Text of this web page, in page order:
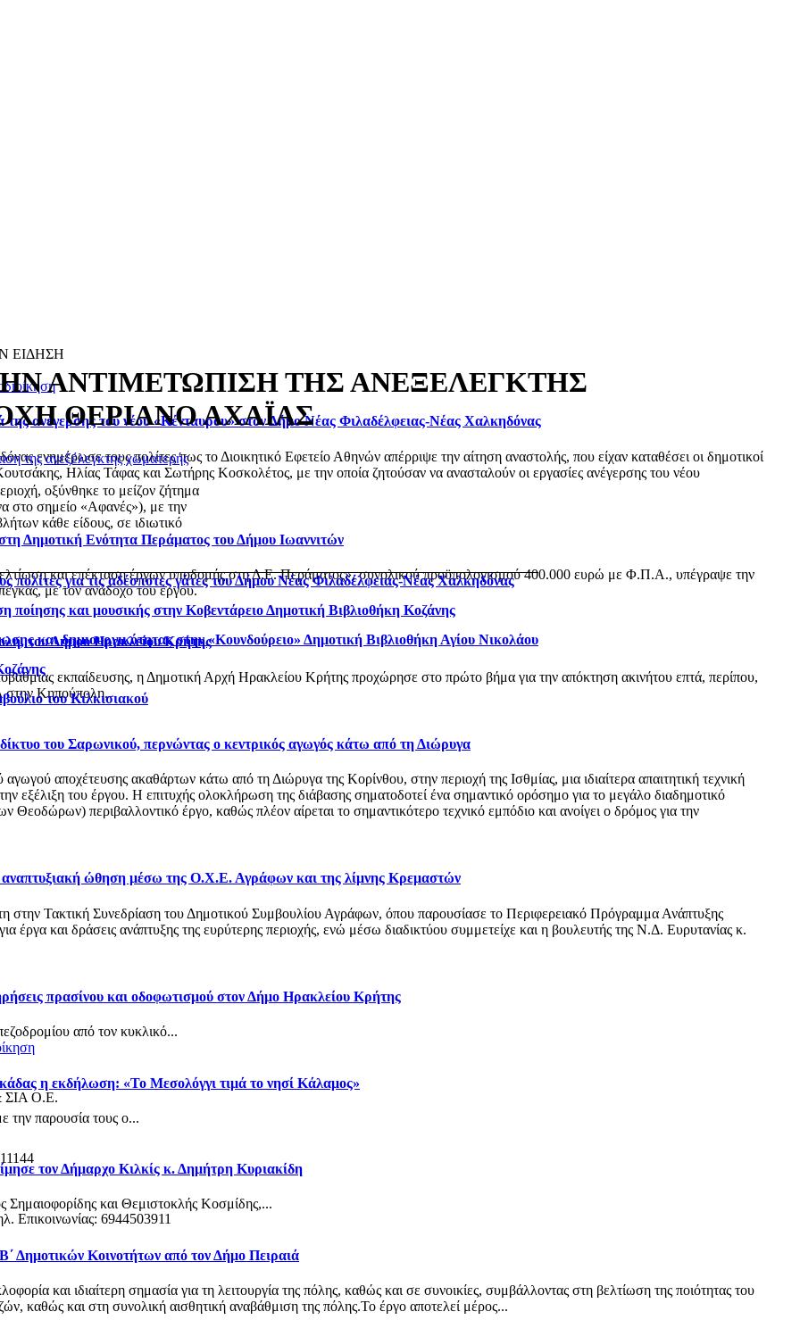
ΕΙΔΗΣΗ
ανέγερσης του νέου «Κένταυρου» στον Δήμο Νέας Φιλαδέλφειας-Νέας Χαλκηδόνας
ενημέρωσε τους πολίτες πως το Διοικητικό Εφετείο Αθηνών απέρριψε την αίτηση αναστολής, που είχαν καταθέσει οι δημοτικοί
Ηλίας Τάφας και Σωτήρης Κοσκολέτος, με την οποία ζητούσαν να ανασταλούν οι εργασίες ανέγερσης του νέου
Δημοτική Ενότητα Περάματος του Δήμου Ιωαννιτών
και επέκταση έργων υποδομής στη Δ.Ε. Περάματος», συνολικού προϋπολογισμού 400.000 ευρώ με Φ.Π.Α., υπέγραψε την
με τον ανάδοχο του έργου.
του Δήμου Ηρακλείου Κρήτης
εκπαίδευσης, η Δημοτική Αρχή Ηρακλείου Κρήτης προχώρησε στο πρώτο βήμα για την απόκτηση ακινήτου επτά, περίπου,
Κηπούπολη.
του Σαρωνικού, περνώντας ο κεντρικός αγωγός κάτω από τη Διώρυγα
αποχέτευσης ακαθάρτων κάτω από τη Διώρυγα της Κορίνθου, στην περιοχή της Ισθμίας, μια ιδιαίτερα απαιτητική τεχνική
εξέλιξη του έργου. Η επιτυχής ολοκλήρωση της διάβασης σηματοδοτεί ένα σημαντικό ορόσημο για το μεγάλο διαδημοτικό
περιβαλλοντικό έργο, καθώς πλέον αίρεται το σημαντικότερο τεχνικό εμπόδιο και ανοίγει ο δρόμος για την
αναπτυξιακή ώθηση μέσω της Ο.Χ.Ε. Αγράφων και της λίμνης Κρεμαστών
στην Τακτική Συνεδρίαση του Δημοτικού Συμβουλίου Αγράφων, όπου παρουσίασε το Περιφερειακό Πρόγραμμα Ανάπτυξης
έργα και δράσεις ανάπτυξης της ευρύτερης περιοχής, ενώ μέσω διαδικτύου συμμετείχε και η βουλευτής της Ν.Δ. Ευρυτανίας κ.
πρασίνου και οδοφωτισμού στον Δήμο Ηρακλείου Κρήτης
από τον κυκλικό...
η εκδήλωση: «Το Μεσολόγγι τιμά το νησί Κάλαμος»
την παρουσία τους ο...
τον Δήμαρχο Κιλκίς κ. Δημήτρη Κυριακίδη
Σημαιοφορίδης και Θεμιστοκλής Κοσμίδης,...
Δημοτικών Κοινοτήτων από τον Δήμο Πειραιά
και ιδιαίτερη σημασία για τη λειτουργία της πόλης, καθώς και σε συνοικίες, συμβάλλοντας στη βελτίωση της ποιότητας του
καθώς και στη συνολική αισθητική αναβάθμιση της πόλης.Το έργο αποτελεί μέρος...
ΑΝΤΙΜΕΤΩΠΙΣΗ ΤΗΣ ΑΝΕΞΕΛΕΓΚΤΗΣ
ΘΕΡΙΑΝΟ ΑΧΑΪΑΣ
της ανεξέλεγκτης χωματερής
οξύνθηκε το μείζον ζήτημα
στο σημείο «Αφανές»), με την
κάθε είδους, σε ιδιωτικό
για τις αδέσποτες γάτες του Δήμου Νέας Φιλαδέλφειας-Νέας Χαλκηδόνας
και μουσικής στην Κοβεντάρειο Δημοτική Βιβλιοθήκη Κοζάνης
και δημιουργικότητας στην «Κουνδούρειο» Δημοτική Βιβλιοθήκη Αγίου Νικολάου
του Κιλκισιακού
ΣΙΑ Ο.Ε.
Επικοινωνίας: 6944503911